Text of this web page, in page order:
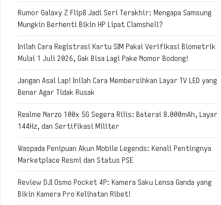
Rumor Galaxy Z Flip8 Jadi Seri Terakhir: Mengapa Samsung
Mungkin Berhenti Bikin HP Lipat Clamshell?
Inilah Cara Registrasi Kartu SIM Pakai Verifikasi Biometrik
Mulai 1 Juli 2026, Gak Bisa Lagi Pake Nomor Bodong!
Jangan Asal Lap! Inilah Cara Membersihkan Layar TV LED yang
Benar Agar Tidak Rusak
Realme Narzo 100x 5G Segera Rilis: Baterai 8.000mAh, Layar
144Hz, dan Sertifikasi Militer
Waspada Penipuan Akun Mobile Legends: Kenali Pentingnya
Marketplace Resmi dan Status PSE
Review DJI Osmo Pocket 4P: Kamera Saku Lensa Ganda yang
Bikin Kamera Pro Kelihatan Ribet!